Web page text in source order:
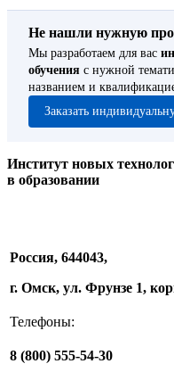
Не нашли нужную
Мы разработаем для вас
обучения с нужной
названием и
Заказать
Институт новых
в образовании
Россия, 644043,
г. Омск, ул. Фрунзе 1,
Телефоны:
8 (800) 555-54-30